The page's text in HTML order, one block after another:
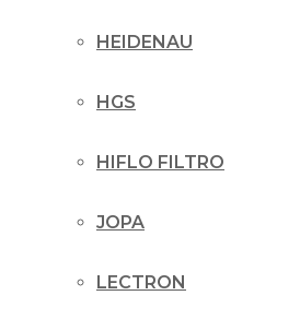
HEIDENAU
HGS
HIFLO FILTRO
JOPA
LECTRON